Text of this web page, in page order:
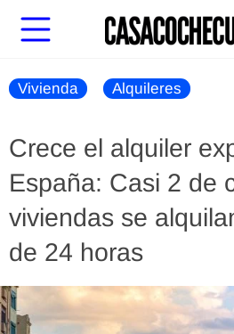
Vivienda Alquileres
Crece el alquiler
España: Casi 2 de
viviendas se
de 24 horas